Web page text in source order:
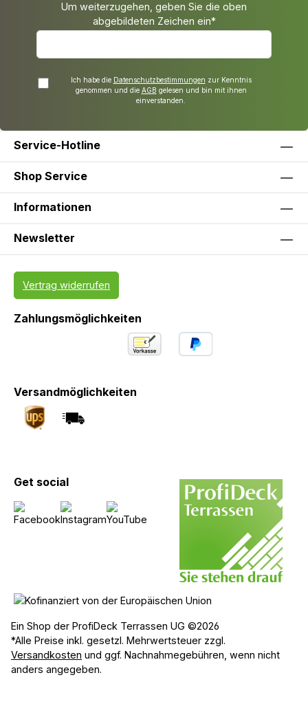
Um weiterzugehen, geben Sie die oben
abgebildeten Zeichen ein*
Ich habe die Datenschutzbestimmungen zur Kenntnis
genommen und die AGB gelesen und bin mit ihnen
einverstanden.
Service-Hotline
Shop Service
Informationen
Newsletter
Vertrag widerrufen
Zahlungsmöglichkeiten
Versandmöglichkeiten
Get social
Ein Shop der ProfiDeck Terrassen UG ©2026
*Alle Preise inkl. gesetzl. Mehrwertsteuer zzgl.
Versandkosten und ggf. Nachnahmegebühren, wenn nicht
anders angegeben.